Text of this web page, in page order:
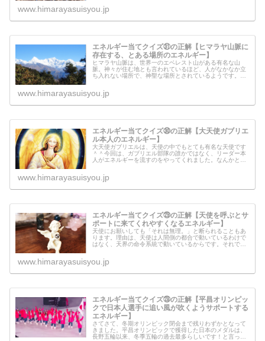
www.himarayasuisyou.jp
エネルギー当てクイズ㉛の正解【ヒマラヤ山脈に
存在する、とある場所のエネルギー】
ヒマラヤ山脈は、世界一のエベレスト山がある有名な山
脈。神々が住む地とも言われているほど、人がなかなか立
ち入れない場所で、神聖な場所とされているようです。今
www.himarayasuisyou.jp
エネルギー当てクイズ㉚の正解【大天使ガブリエ
ル本人のエネルギー】
大天使ガブリエルは、天使の中でもとても有名な天使です
＾＾今回は、ガブリエル部隊の誰かではなく、リーダー本
人がエネルギーを流すのをやってくれました。なんかとて
www.himarayasuisyou.jp
エネルギー当てクイズ㉙の正解【天使を呼ぶとサ
ポートに来てくれやすくなるエネルギー】
天使にお願いしても「それは無理。」と断られることもあ
ります。理由は、天使は人間側の都合で動いているわけで
はなく、天界の命令系統で動いているからです。それで
www.himarayasuisyou.jp
エネルギー当てクイズ㉘の正解【平昌オリンピッ
クで日本人選手に追い風が吹くようサポートする
エネルギー】
さてさて、冬期オリンピック閉会まで残りわずかとなって
きました。平昌オリンピックで獲得した日本のメダルは、
長野五輪以来、冬季五輪の過去最多らしいです！と言って